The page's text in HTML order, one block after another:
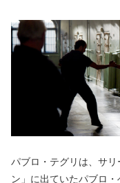
パブロ・テグリは、サ
ン」に出ていたパブロ・